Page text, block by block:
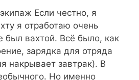
Если честно, я
я отработаю очень
был вахтой. Всё было, как
зарядка для отряда
накрывает завтрак). В
Но именно